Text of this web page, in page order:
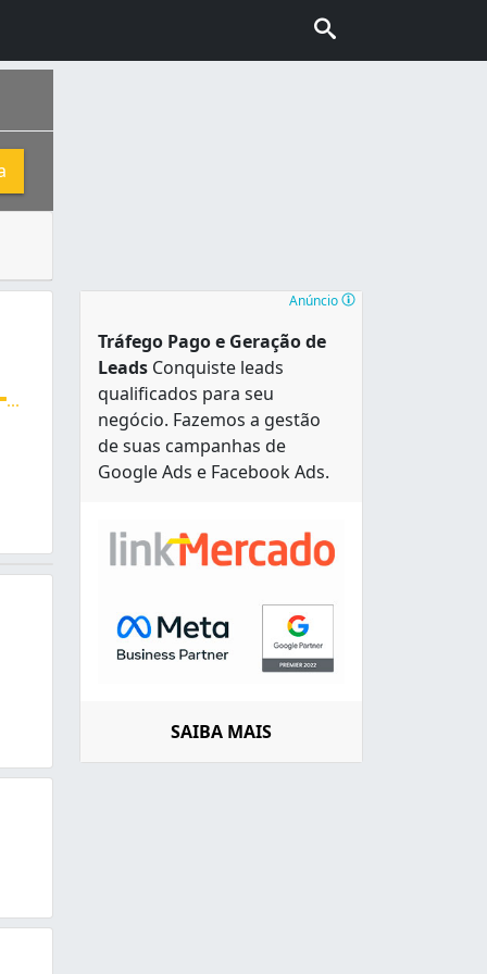
e Bahia. Rastreamento de mercadoria online
Anúncio
Tráfego Pago e Geração de
Leads Conquiste leads
qualificados para seu
negócio. Fazemos a gestão
de suas campanhas de
Google Ads e Facebook Ads.
SAIBA MAIS